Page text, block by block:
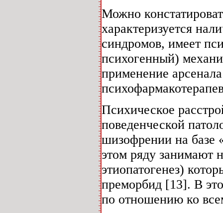
Можно
характеризуется
синдромов, имеет
психогенный)
применение
Психическое
поведенческой
шизофрении на базе
этом ряду занимают
этиопатогенез)
преморбид [13]. В
по отношению ко